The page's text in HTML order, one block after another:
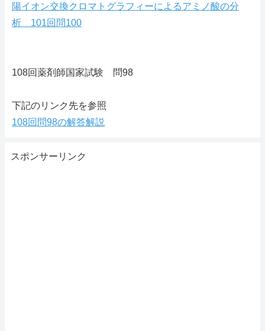
陽イオン交換クロマトグラフィーによるアミノ酸の分
析 101回問100
108回薬剤師国家試験 問98
下記のリンク先を参照
108回問98の解答解説
スポンサーリンク